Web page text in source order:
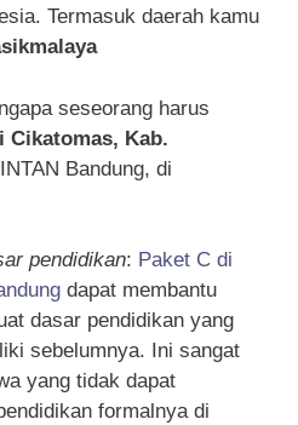
Termasuk daerah kamu
seseorang harus
Cikatomas, Kab.
Bandung, di
pendidikan: Paket C di
dapat membantu
dasar pendidikan yang
sebelumnya. Ini sangat
yang tidak dapat
formalnya di